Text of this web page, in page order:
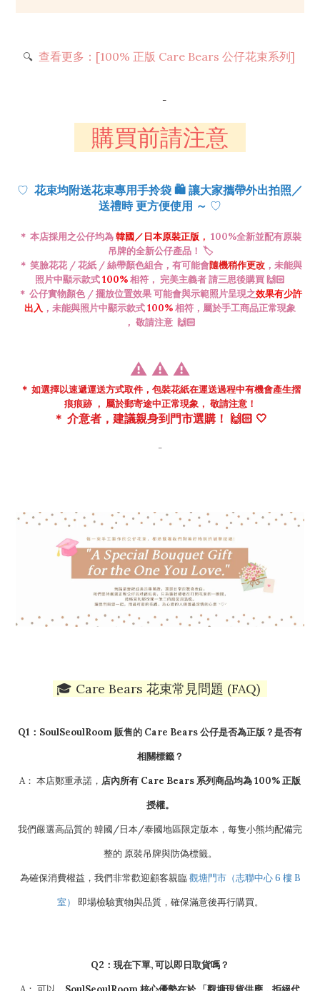
🔍 查看更多：[100% 正版 Care Bears 公仔花束系列]
-
購買前請注意
♡ 花束均附送花束專用手拎袋 🛍️ 讓大家攜帶外出拍照／
送禮時 更方便使用 ～ ♡
＊ 本店採用之公仔均為韓國／日本原裝正版 ， 100%全新並配有原裝
吊牌的全新公仔產品！ 🏷️
＊ 笑臉花花 / 花紙 / 絲帶顏色組合，有可能會隨機稍作更改，未能與
照片中顯示款式100%相符， 完美主義者 請三思後購買 🙌🏻
＊ 公仔實物顏色 / 擺放位置效果 可能會與示範照片呈現之效果有少許
出入 ， 未能與照片中顯示款式100%相符， 屬於手工商品正常現象
， 敬請注意 🙌🏻
⚠️⚠️⚠️
＊ 如選擇以速遞運送方式取件，包裝花紙在運送過程中有機會產生摺
痕痕跡 ， 屬於郵寄途中正常現象， 敬請注意！
＊ 介意者，建議親身到門市選購！ 🙌🏻 🤍
-
🎓 Care Bears 花束常見問題 (FAQ)
Q1：SoulSeoulRoom 販售的 Care Bears 公仔是否為正版？是否有
相關標籤？
A： 本店鄭重承諾， 店內所有 Care Bears 系列商品均為100% 正版
授權。
我們嚴選高品質的 韓國/日本/泰國地區限定版本，每隻小熊均配備完
整的 原裝吊牌與防偽標籤。
為確保消費權益，我們非常歡迎顧客親臨觀塘門市（志聯中心 6 樓 B
室）
即場檢驗實物與品質，確保滿意後再行購買。
Q2：現在下單, 可以即日取貨嗎？